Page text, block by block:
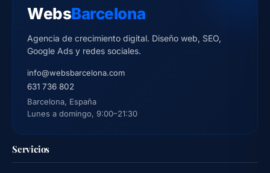
WebsBarcelona
Agencia de crecimiento digital. Diseño web, SEO,
Google Ads y redes sociales.
info@websbarcelona.com
631 736 802
Barcelona, España
Lunes a domingo, 9:00–21:30
Servicios